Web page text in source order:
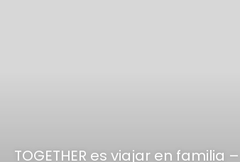
TOGETHER es viajar en